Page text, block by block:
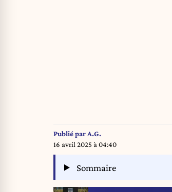
Publié parA.G.
16 avril 2025 à 04:40
Sommaire